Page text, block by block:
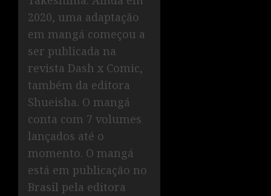
2020, uma adaptação
em mangá começou a
ser publicada na
revista Dash x Comic,
também da editora
Shueisha. O mangá
conta com 7 volumes
lançados até o
momento. O mangá
está em publicação no
Brasil pela editora